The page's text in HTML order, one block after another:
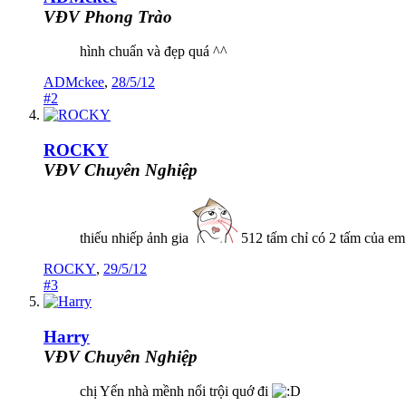
VĐV Phong Trào
hình chuẩn và đẹp quá ^^
ADMckee, 28/5/12
#2
ROCKY
VĐV Chuyên Nghiệp
thiếu nhiếp ảnh gia
512 tấm chỉ có 2 tấm của
ROCKY, 29/5/12
#3
Harry
VĐV Chuyên Nghiệp
chị Yến nhà mềnh nổi trội quớ đi